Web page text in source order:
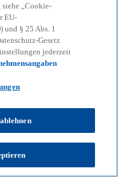
„Cookie-
EU-
und § 25 Abs. 1
Gesetz
jederzeit